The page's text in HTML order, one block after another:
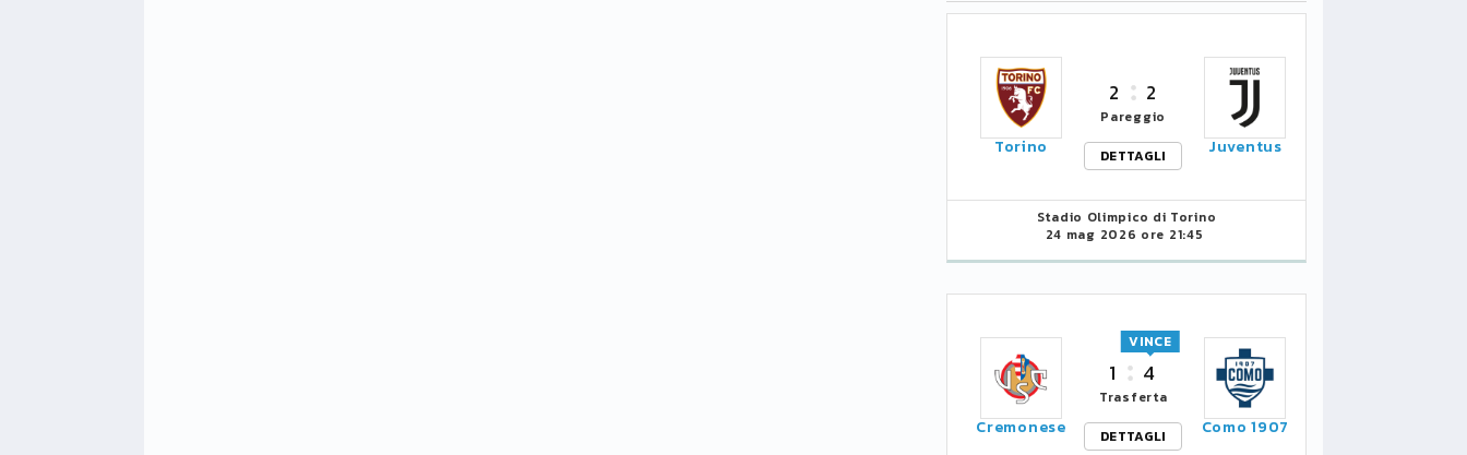
Torino
2 2
Pareggio
DETTAGLI
Juventus
Stadio Olimpico di Torino
24 mag 2026 ore 21:45
Cremonese
1 4
VINCE
Trasferta
DETTAGLI
Como 1907